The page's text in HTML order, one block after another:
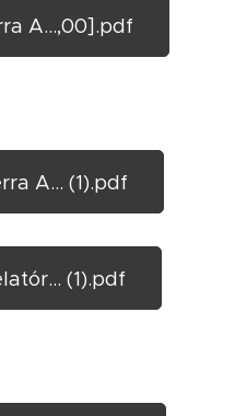
A...,00].pdf
A... (1).pdf
(1).pdf